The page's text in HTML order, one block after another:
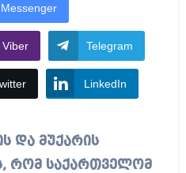
Messenger
Viber Telegram
LinkedIn
რომ საქართველომ